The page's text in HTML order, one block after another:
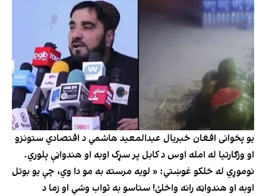
یو پخوانی افغان خبریال عبدالمعید هاشمي د اقتصادي ستونزو
او وزګارتیا له امله اوس د کابل پر سړک اوبه او هندواڼې پلوري.
نوموړي له خلکو غوښتي: « لویه مرسته به مو دا وي، چې یو بوتل
اوبه او هندواڼه رانه واخلئ! ستاسو به ثواب وشي او زما د